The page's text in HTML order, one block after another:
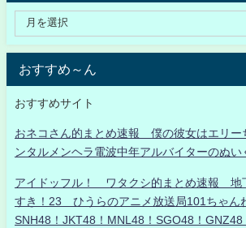
おすすめ～ん
おすすめサイト
おネコさん的まとめ速報 僕の彼女はエリー
ンタルメンヘラ電波中年アルバイターのぬ
アイドッフル！ ワタクシ的まとめ速報 地
すき！23 ひうらのアニメ放送局101ちゃん
SNH48！JKT48！MNL48！SGO48！GNZ48